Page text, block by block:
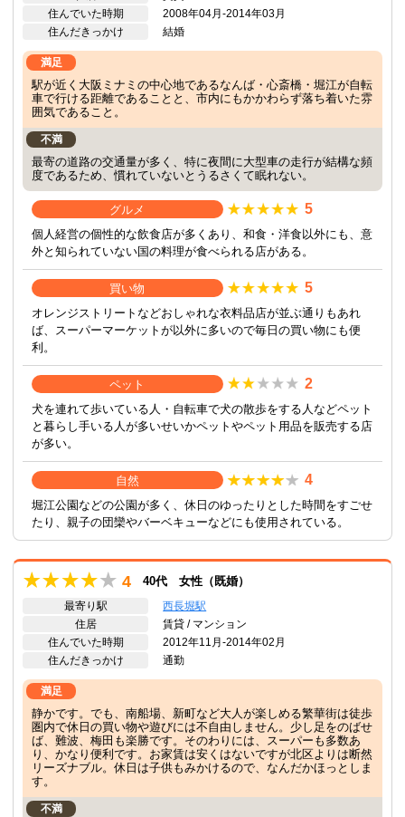
住んでいた時期
2008年04月-2014年03月
住んだきっかけ
結婚
満足
駅が近く大阪ミナミの中心地であるなんば・心斎橋・堀江が自転
車で行ける距離であることと、市内にもかかわらず落ち着いた雰
囲気であること。
不満
最寄の道路の交通量が多く、特に夜間に大型車の走行が結構な頻
度であるため、慣れていないとうるさくて眠れない。
グルメ 5
個人経営の個性的な飲食店が多くあり、和食・洋食以外にも、意
外と知られていない国の料理が食べられる店がある。
買い物 5
オレンジストリートなどおしゃれな衣料品店が並ぶ通りもあれ
ば、スーパーマーケットが以外に多いので毎日の買い物にも便
利。
ペット 2
犬を連れて歩いている人・自転車で犬の散歩をする人などペット
と暮らし手いる人が多いせいかペットやペット用品を販売する店
が多い。
自然 4
堀江公園などの公園が多く、休日のゆったりとした時間をすごせ
たり、親子の団欒やバーベキューなどにも使用されている。
4 40代 女性（既婚）
最寄り駅
西長堀駅
住居
賃貸 / マンション
住んでいた時期
2012年11月-2014年02月
住んだきっかけ
通勤
満足
静かです。でも、南船場、新町など大人が楽しめる繁華街は徒歩
圏内で休日の買い物や遊びには不自由しません。少し足をのばせ
ば、難波、梅田も楽勝です。そのわりには、スーパーも多数あ
り、かなり便利です。お家賃は安くはないですが北区よりは断然
リーズナブル。休日は子供もみかけるので、なんだかほっとしま
す。
不満